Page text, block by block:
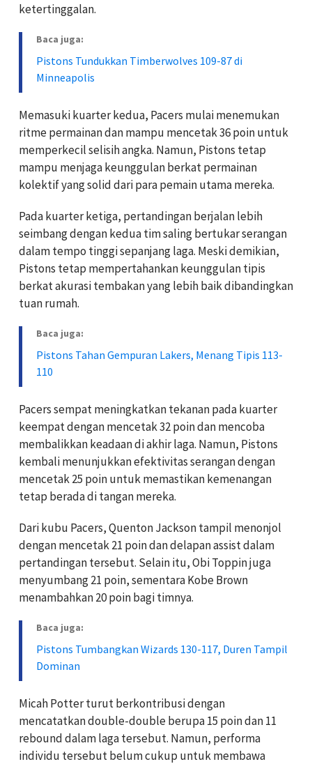
ketertinggalan.
Baca juga:
Pistons Tundukkan Timberwolves 109-87 di
Minneapolis
Memasuki kuarter kedua, Pacers mulai menemukan
ritme permainan dan mampu mencetak 36 poin untuk
memperkecil selisih angka. Namun, Pistons tetap
mampu menjaga keunggulan berkat permainan
kolektif yang solid dari para pemain utama mereka.
Pada kuarter ketiga, pertandingan berjalan lebih
seimbang dengan kedua tim saling bertukar serangan
dalam tempo tinggi sepanjang laga. Meski demikian,
Pistons tetap mempertahankan keunggulan tipis
berkat akurasi tembakan yang lebih baik dibandingkan
tuan rumah.
Baca juga:
Pistons Tahan Gempuran Lakers, Menang Tipis 113-
110
Pacers sempat meningkatkan tekanan pada kuarter
keempat dengan mencetak 32 poin dan mencoba
membalikkan keadaan di akhir laga. Namun, Pistons
kembali menunjukkan efektivitas serangan dengan
mencetak 25 poin untuk memastikan kemenangan
tetap berada di tangan mereka.
Dari kubu Pacers, Quenton Jackson tampil menonjol
dengan mencetak 21 poin dan delapan assist dalam
pertandingan tersebut. Selain itu, Obi Toppin juga
menyumbang 21 poin, sementara Kobe Brown
menambahkan 20 poin bagi timnya.
Baca juga:
Pistons Tumbangkan Wizards 130-117, Duren Tampil
Dominan
Micah Potter turut berkontribusi dengan
mencatatkan double-double berupa 15 poin dan 11
rebound dalam laga tersebut. Namun, performa
individu tersebut belum cukup untuk membawa